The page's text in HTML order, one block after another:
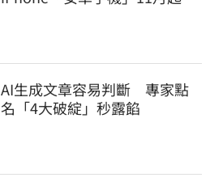
AI生成文章容易判斷 專家點
名「4大破綻」秒露餡